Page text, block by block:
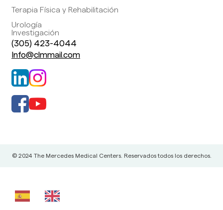
Terapia Física y Rehabilitación
Urología
Investigación
(305) 423-4044
Info@clmmail.com
© 2024 The Mercedes Medical Centers. Reservados todos los derechos.